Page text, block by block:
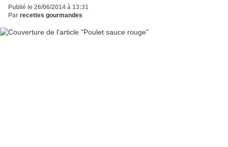
Publié le 26/06/2014 à 13:31
Par recettes gourmandes